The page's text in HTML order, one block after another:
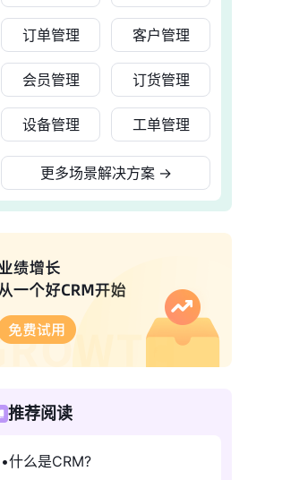
订单管理 客户管理
会员管理 订货管理
设备管理 工单管理
更多场景解决方案 →
推荐阅读
什么是CRM?